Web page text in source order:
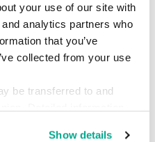
your use of our site with
analytics partners who
that you’ve
collected from your use
be transferred to and
Show details